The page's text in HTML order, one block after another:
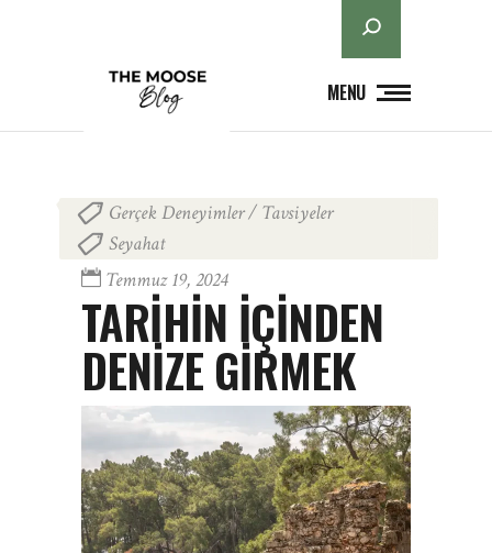
MENU
Gerçek Deneyimler / Tavsiyeler
Seyahat
Temmuz 19, 2024
TARİHİN İÇİNDEN
DENİZE GİRMEK